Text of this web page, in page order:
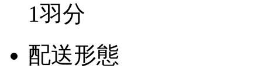
1羽分
配送形態